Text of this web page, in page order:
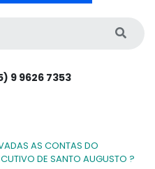
9 9626 7353
AS CONTAS DO
DE SANTO AUGUSTO ?